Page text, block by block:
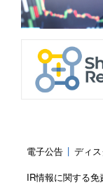
電子公告
ディ
IR情報に関する免